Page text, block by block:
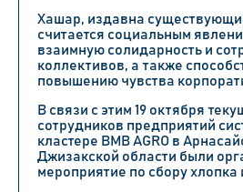
Хашар, издавна
считается социальным
взаимную солидарность и
коллективов, а также
повышению чувства
В связи с этим 19 октября
сотрудников предприятий
кластере BMB AGRO в
Джизакской области были
мероприятие по сбору хлопка